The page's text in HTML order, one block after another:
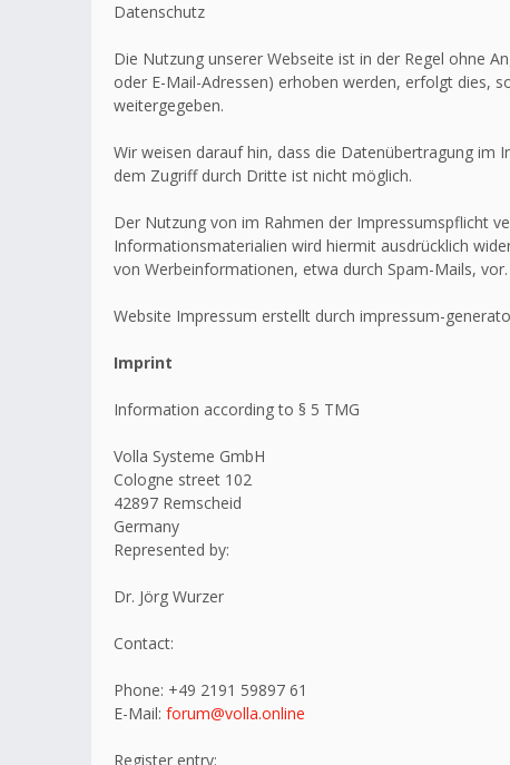
Datenschutz
Die Nutzung unserer Webseite ist in der Regel ohne
oder E-Mail-Adressen) erhoben werden, erfolgt dies,
weitergegeben.
Wir weisen darauf hin, dass die Datenübertragung im
dem Zugriff durch Dritte ist nicht möglich.
Der Nutzung von im Rahmen der Impressumspflicht
Informationsmaterialien wird hiermit ausdrücklich
von Werbeinformationen, etwa durch Spam-Mails, vor.
Website Impressum erstellt durch impressum-
Imprint
Information according to § 5 TMG
Volla Systeme GmbH
Cologne street 102
42897 Remscheid
Germany
Represented by:
Dr. Jörg Wurzer
Contact:
Phone: +49 2191 59897 61
E-Mail: forum@volla.online
Register entry: